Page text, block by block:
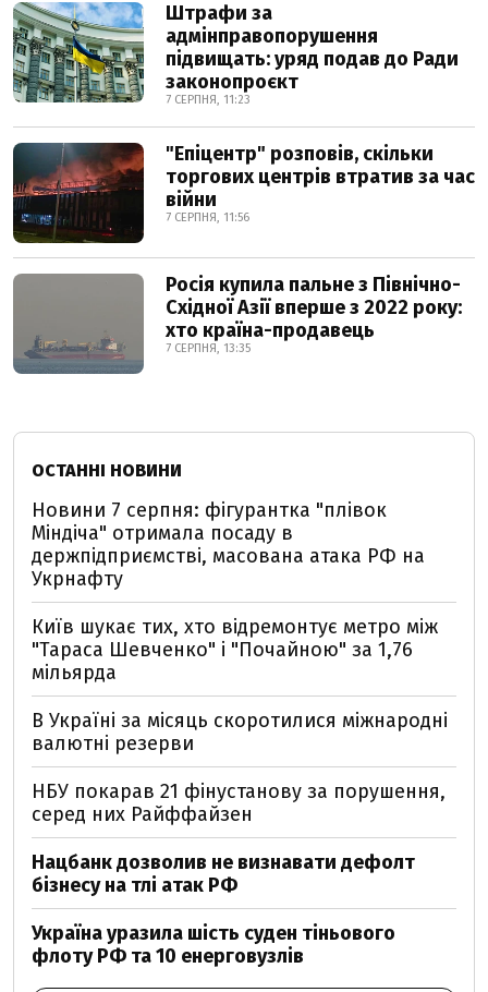
Штрафи за
адмінправопорушення
підвищать: уряд подав до Ради
законопроєкт
7 СЕРПНЯ, 11:23
"Епіцентр" розповів, скільки
торгових центрів втратив за час
війни
7 СЕРПНЯ, 11:56
Росія купила пальне з Північно-
Східної Азії вперше з 2022 року:
хто країна-продавець
7 СЕРПНЯ, 13:35
ОСТАННІ НОВИНИ
Новини 7 серпня: фігурантка "плівок
Міндіча" отримала посаду в
держпідприємстві, масована атака РФ на
Укрнафту
Київ шукає тих, хто відремонтує метро між
"Тараса Шевченко" і "Почайною" за 1,76
мільярда
В Україні за місяць скоротилися міжнародні
валютні резерви
НБУ покарав 21 фінустанову за порушення,
серед них Райффайзен
Нацбанк дозволив не визнавати дефолт
бізнесу на тлі атак РФ
Україна уразила шість суден тіньового
флоту РФ та 10 енерговузлів